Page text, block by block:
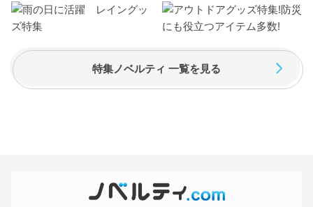
特集ノベルティ 一覧を見る